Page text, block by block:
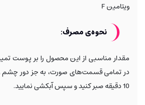
ویتامین F
نحوه‌ی مصرف:
مقدار مناسبی از این محصول را بر پوست
10 دقیقه صبر کنید و سپس آبکشی نمایید.